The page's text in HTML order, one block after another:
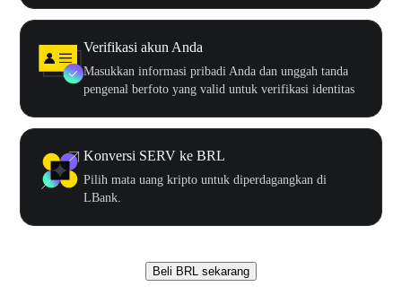
Verifikasi akun Anda
Masukkan informasi pribadi Anda dan unggah tanda
pengenal berfoto yang valid untuk verifikasi identitas
Konversi SERV ke BRL
Pilih mata uang kripto untuk diperdagangkan di
LBank.
Beli BRL sekarang